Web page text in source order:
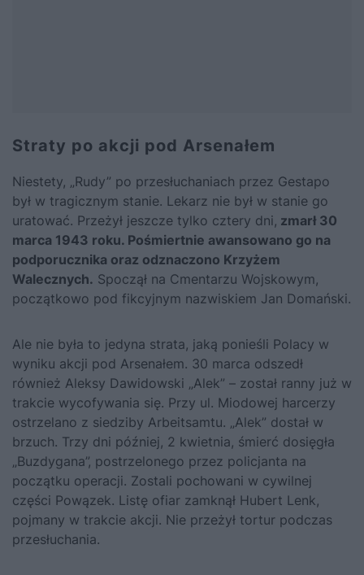
Straty po akcji pod Arsenałem
Niestety, „Rudy” po przesłuchaniach przez Gestapo
był w tragicznym stanie. Lekarz nie był w stanie go
uratować. Przeżył jeszcze tylko cztery dni, zmarł 30
marca 1943 roku. Pośmiertnie awansowano go na
podporucznika oraz odznaczono Krzyżem
Walecznych. Spoczął na Cmentarzu Wojskowym,
początkowo pod fikcyjnym nazwiskiem Jan Domański.
Ale nie była to jedyna strata, jaką ponieśli Polacy w
wyniku akcji pod Arsenałem. 30 marca odszedł
również Aleksy Dawidowski „Alek” – został ranny już w
trakcie wycofywania się. Przy ul. Miodowej harcerzy
ostrzelano z siedziby Arbeitsamtu. „Alek” dostał w
brzuch. Trzy dni później, 2 kwietnia, śmierć dosięgła
„Buzdygana”, postrzelonego przez policjanta na
początku operacji. Zostali pochowani w cywilnej
części Powązek. Listę ofiar zamknął Hubert Lenk,
pojmany w trakcie akcji. Nie przeżył tortur podczas
przesłuchania.